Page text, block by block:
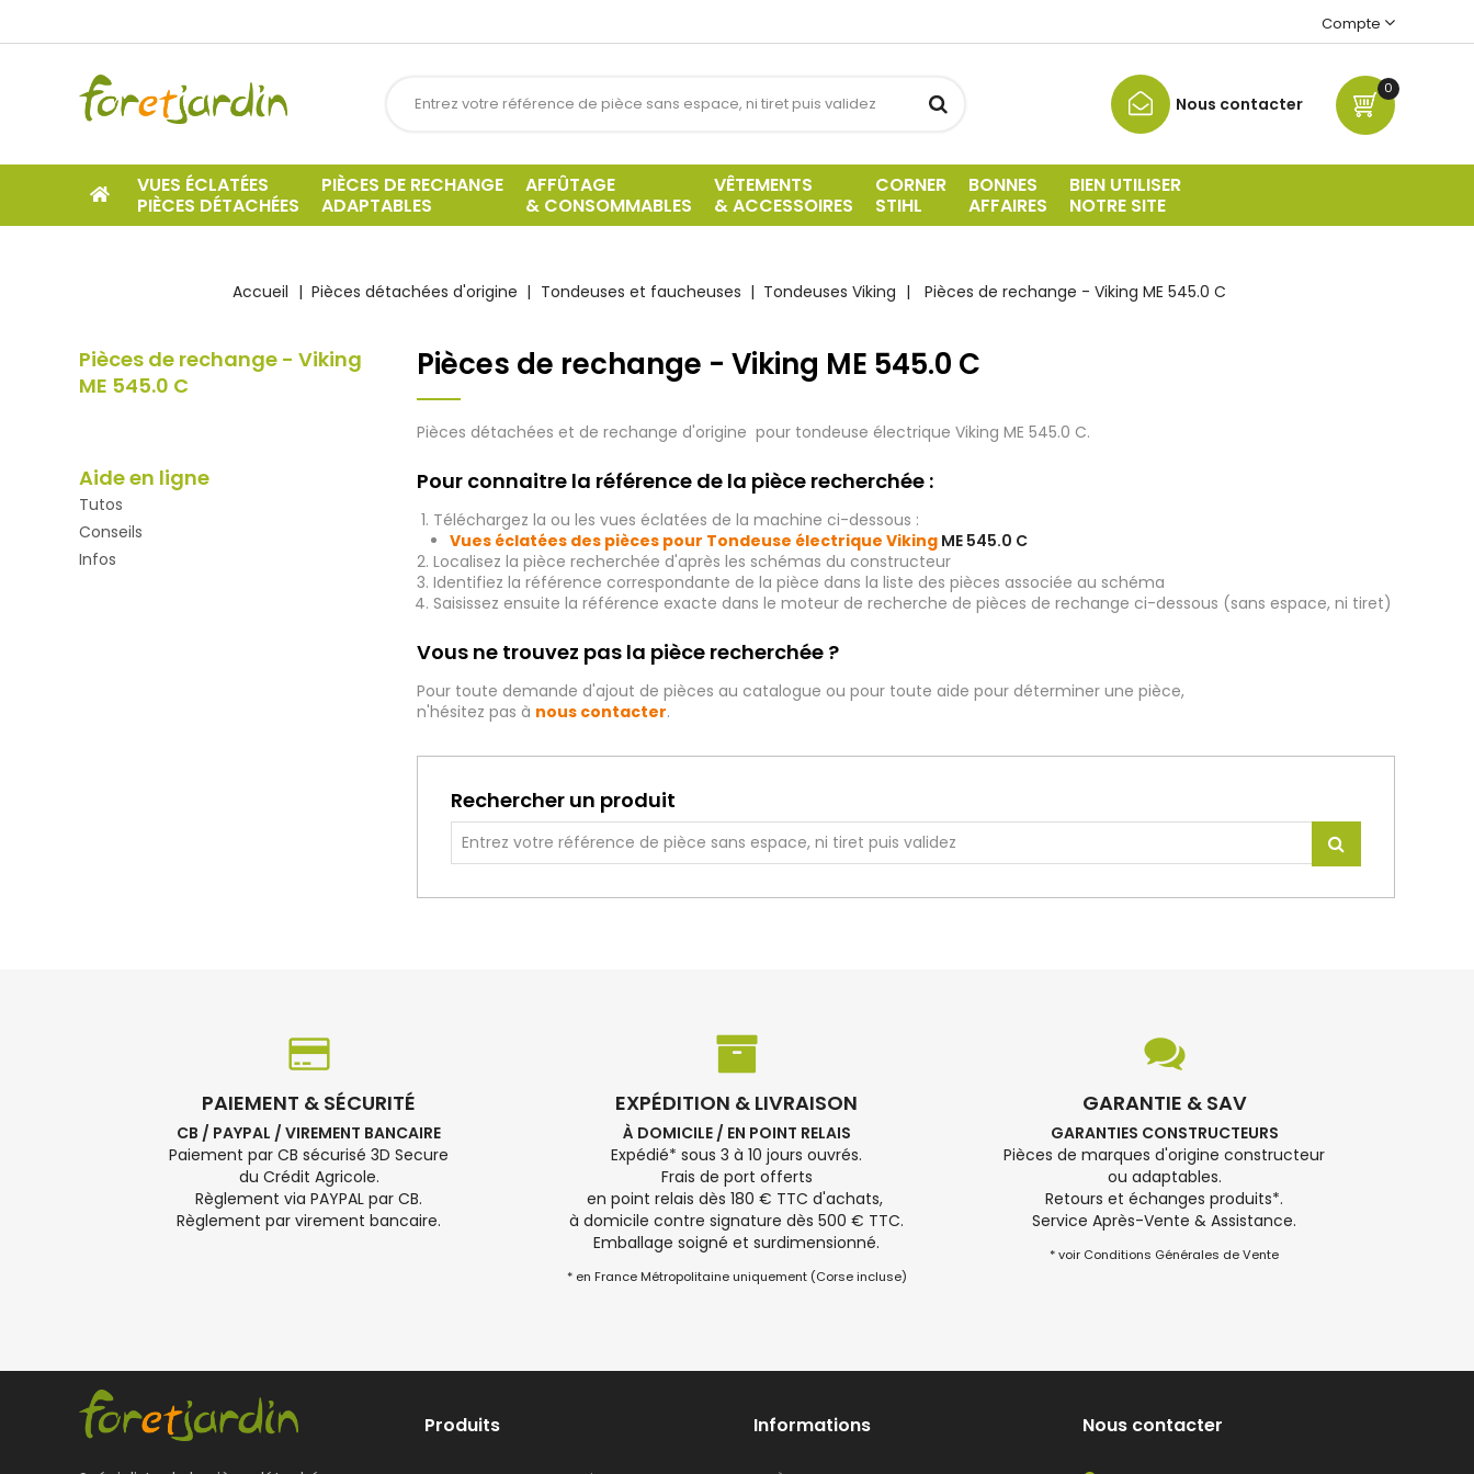
Compte
0
Nous contacter
VUES ÉCLATÉES
PIÈCES DÉTACHÉES
PIÈCES DE RECHANGE
ADAPTABLES
AFFÛTAGE
& CONSOMMABLES
VÊTEMENTS
& ACCESSOIRES
CORNER
STIHL
BONNES
AFFAIRES
BIEN UTILISER
NOTRE SITE
Accueil Pièces détachées d'origine Tondeuses et faucheuses Tondeuses Viking Pièces de rechange - Viking ME 545.0 C
Pièces de rechange - Viking
ME 545.0 C
Aide en ligne
Tutos
Conseils
Infos
Pièces de rechange - Viking ME 545.0 C
Pièces détachées et de rechange d'origine pour tondeuse électrique Viking ME 545.0 C.
Pour connaitre la référence de la pièce recherchée :
Téléchargez la ou les vues éclatées de la machine ci-dessous :
Vues éclatées des pièces pour Tondeuse électrique Viking ME 545.0 C
Localisez la pièce recherchée d'après les schémas du constructeur
Identifiez la référence correspondante de la pièce dans la liste des pièces associée au schéma
Saisissez ensuite la référence exacte dans le moteur de recherche de pièces de rechange ci-dessous (sans espace, ni tiret)
Vous ne trouvez pas la pièce recherchée ?
Pour toute demande d'ajout de pièces au catalogue ou pour toute aide pour déterminer une pièce,
n'hésitez pas à nous contacter.
Rechercher un produit
PAIEMENT & SÉCURITÉ
CB / PAYPAL / VIREMENT BANCAIRE
Paiement par CB sécurisé 3D Secure
du Crédit Agricole.
Règlement via PAYPAL par CB.
Règlement par virement bancaire.
EXPÉDITION & LIVRAISON
À DOMICILE / EN POINT RELAIS
Expédié* sous 3 à 10 jours ouvrés.
Frais de port offerts
en point relais dès 180 € TTC d'achats,
à domicile contre signature dès 500 € TTC.
Emballage soigné et surdimensionné.
* en France Métropolitaine uniquement (Corse incluse)
GARANTIE & SAV
GARANTIES CONSTRUCTEURS
Pièces de marques d'origine constructeur
ou adaptables.
Retours et échanges produits*.
Service Après-Vente & Assistance.
* voir Conditions Générales de Vente
Produits Informations Nous contacter